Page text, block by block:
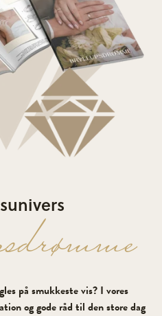
på smukkeste vis? I vores
og gode råd til den store dag